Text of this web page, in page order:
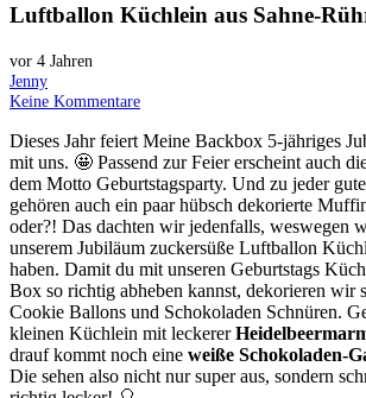
Luftballon Küchlein aus Sahne-
vor 4 Jahren
Jenny
Keine Kommentare
Dieses Jahr feiert Meine Backbox 5-jähriges
mit uns. 🤩 Passend zur Feier erscheint auch
dem Motto Geburtstagsparty. Und zu jeder
gehören auch ein paar hübsch dekorierte
oder?! Das dachten wir jedenfalls, weswegen
unserem Jubiläum zuckersüße Luftballon
haben. Damit du mit unseren Geburtstags
Box so richtig abheben kannst, dekorieren wir
Cookie Ballons und Schokoladen Schnüren.
kleinen Küchlein mit leckerer
drauf kommt noch eine weiße Schokoladen-
Die sehen also nicht nur super aus, sondern